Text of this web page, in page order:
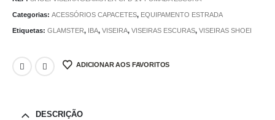
Categorias: ACESSÓRIOS CAPACETES, EQUIPAMENTO ESTRADA
Etiquetas: GLAMSTER, IBA, VISEIRA, VISEIRAS ESCURAS, VISEIRAS SHOEI
ADICIONAR AOS FAVORITOS
DESCRIÇÃO